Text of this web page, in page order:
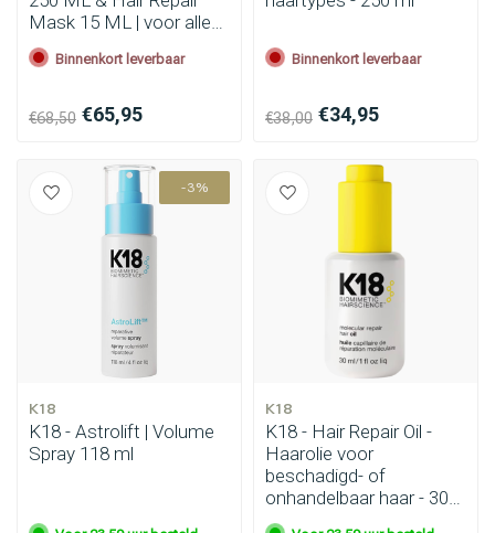
Mask 15 ML | voor alle
haartypes
Binnenkort leverbaar
€68,50 €65,95
Binnenkort leverbaar
€38,00 €34,95
-3%
K18
K18 - Astrolift | Volume
Spray 118 ml
K18
K18 - Hair Repair Oil -
Haarolie voor
beschadigd- of
onhandelbaar haar - 30
ml